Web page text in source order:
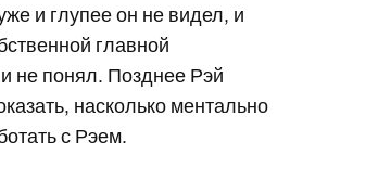
и глупее он не видел, и
главной
не понял. Позднее Рэй
насколько ментально
с Рэем.